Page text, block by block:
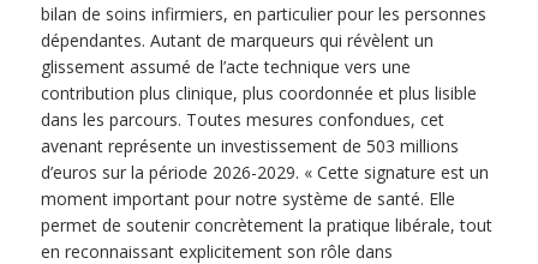
bilan de soins infirmiers, en particulier pour les personnes
dépendantes. Autant de marqueurs qui révèlent un
glissement assumé de l’acte technique vers une
contribution plus clinique, plus coordonnée et plus lisible
dans les parcours. Toutes mesures confondues, cet
avenant représente un investissement de 503 millions
d’euros sur la période 2026-2029. « Cette signature est un
moment important pour notre système de santé. Elle
permet de soutenir concrètement la pratique libérale, tout
en reconnaissant explicitement son rôle dans